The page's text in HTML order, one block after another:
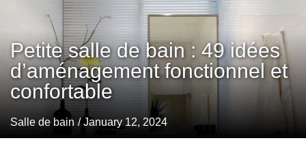
Petite salle de bain : 49 idées
d’aménagement fonctionnel et
confortable
Salle de bain / January 12, 2024